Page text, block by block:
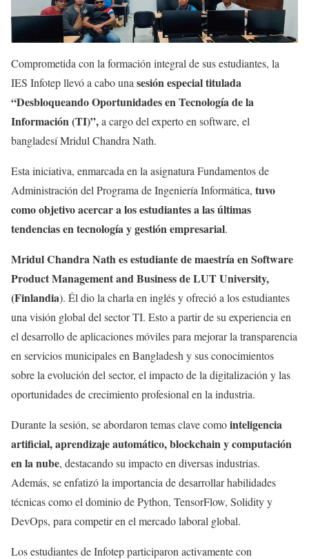
Comprometida con la formación integral de sus estudiantes, la
IES Infotep llevó a cabo una sesión especial titulada
“Desbloqueando Oportunidades en Tecnología de la
Información (TI)”,a cargo del experto en software, el
bangladesí Mridul Chandra Nath.
Esta iniciativa, enmarcada en la asignatura Fundamentos de
Administración del Programa de Ingeniería Informática, tuvo
como objetivo acercar a los estudiantes a las últimas
tendencias en tecnología y gestión empresarial.
Mridul Chandra Nath es estudiante de maestría en Software
Product Management and Business de LUT University,
(Finlandia). Él dio la charla en inglés y ofreció a los estudiantes
una visión global del sector TI. Esto a partir de su experiencia en
el desarrollo de aplicaciones móviles para mejorar la transparencia
en servicios municipales en Bangladesh y sus conocimientos
sobre la evolución del sector, el impacto de la digitalización y las
oportunidades de crecimiento profesional en la industria.
Durante la sesión, se abordaron temas clave comointeligencia
artificial, aprendizaje automático, blockchain y computación
en la nube, destacando su impacto en diversas industrias.
Además, se enfatizó la importancia de desarrollar habilidades
técnicas como el dominio de Python, TensorFlow, Solidity y
DevOps, para competir en el mercado laboral global.
Los estudiantes de Infotep participaron activamente con